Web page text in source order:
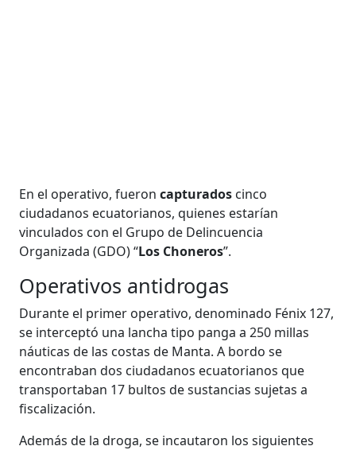
En el operativo, fueroncapturados cinco
ciudadanos ecuatorianos, quienes estarían
vinculados con el Grupo de Delincuencia
Organizada (GDO) “Los Choneros”.
Operativos antidrogas
Durante el primer operativo, denominado Fénix 127,
se interceptó una lancha tipo panga a 250 millas
náuticas de las costas de Manta. A bordo se
encontraban dos ciudadanos ecuatorianos que
transportaban 17 bultos de sustancias sujetas a
fiscalización.
Además de la droga, se incautaron los siguientes